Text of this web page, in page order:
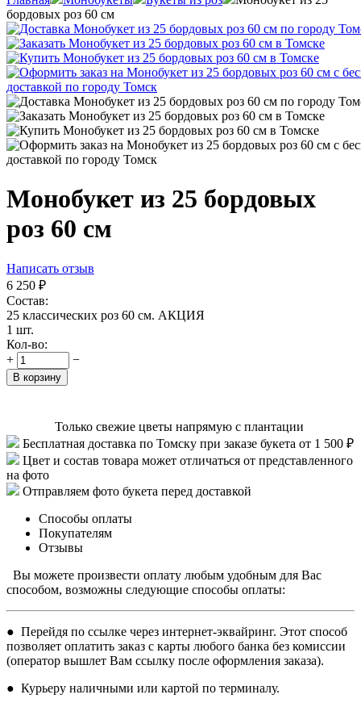
бордовых роз 60 см
Монобукет из 25 бордовых
роз 60 см
Написать отзыв
6 250 ₽
Состав:
25 классических роз 60 см. АКЦИЯ
1 шт.
Кол-во:
+
−
В корзину
Только свежие цветы напрямую с плантации
Бесплатная доставка по Томску при заказе букета от 1 500 ₽
Цвет и состав товара может отличаться от представленного
на фото
Отправляем фото букета перед доставкой
Способы оплаты
Покупателям
Отзывы
Вы можете произвести оплату любым удобным для Вас
способом, возможны следующие способы оплаты:
● Перейдя по ссылке через интернет-эквайринг. Этот способ
позволяет оплатить заказ с карты любого банка без комиссии
(оператор вышлет Вам ссылку после оформления заказа).
● Курьеру наличными или картой по терминалу.